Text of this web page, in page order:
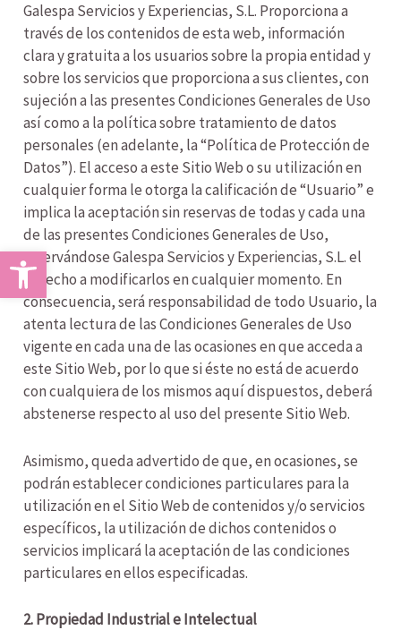
Abrir barra de herramientas
Galespa Servicios y Experiencias, S.L. Proporciona a
través de los contenidos de esta web, información
clara y gratuita a los usuarios sobre la propia entidad y
sobre los servicios que proporciona a sus clientes, con
sujeción a las presentes Condiciones Generales de Uso
así como a la política sobre tratamiento de datos
personales (en adelante, la “Política de Protección de
Datos”). El acceso a este Sitio Web o su utilización en
cualquier forma le otorga la calificación de “Usuario” e
implica la aceptación sin reservas de todas y cada una
de las presentes Condiciones Generales de Uso,
reservándose Galespa Servicios y Experiencias, S.L. el
derecho a modificarlos en cualquier momento. En
consecuencia, será responsabilidad de todo Usuario, la
atenta lectura de las Condiciones Generales de Uso
vigente en cada una de las ocasiones en que acceda a
este Sitio Web, por lo que si éste no está de acuerdo
con cualquiera de los mismos aquí dispuestos, deberá
abstenerse respecto al uso del presente Sitio Web.
Asimismo, queda advertido de que, en ocasiones, se
podrán establecer condiciones particulares para la
utilización en el Sitio Web de contenidos y/o servicios
específicos, la utilización de dichos contenidos o
servicios implicará la aceptación de las condiciones
particulares en ellos especificadas.
2. Propiedad Industrial e Intelectual